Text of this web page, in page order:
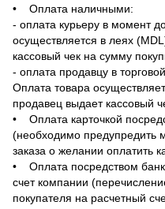
• Оплата наличными:
- оплата курьеру в момент
осуществляется в леях
кассовый чек на сумму
- оплата продавцу в
Оплата товара
продавец выдает кассовый
• Оплата карточкой
(необходимо предупредить
заказа о желании оплатить
• Оплата посредством
счет компании
покупателя на расчетный